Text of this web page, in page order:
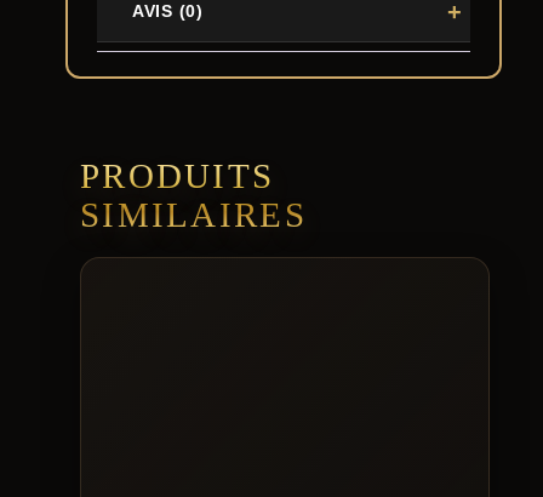
AVIS (0)
PRODUITS
SIMILAIRES